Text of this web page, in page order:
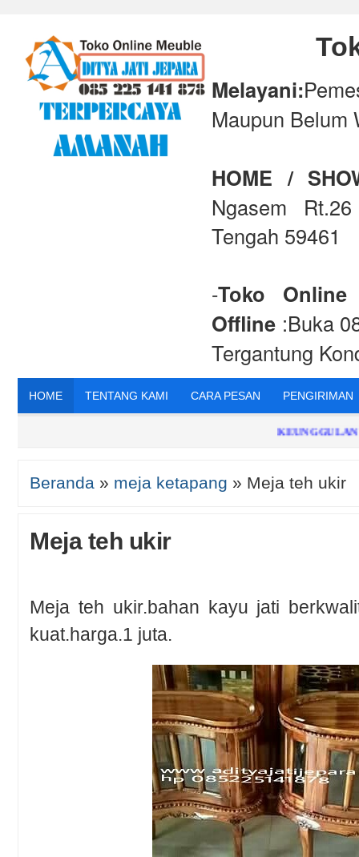
Melayani:
Maupun Belum
HOME /
Ngasem
Tengah 59461
-Toko Online
Offline :Buka
Tergantung
HOME TENTANG KAMI CARA PESAN PENGIRIMAN
KEUNGGULAN
Beranda » meja ketapang » Meja teh ukir
Meja teh ukir
Meja teh ukir.bahan kayu jati
kuat.harga.1 juta.